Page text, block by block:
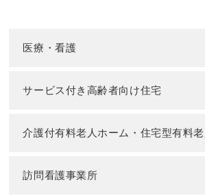
医療・看護
サービス付き高齢者向け住宅
介護付有料老人ホーム・住宅型有料
訪問看護事業所